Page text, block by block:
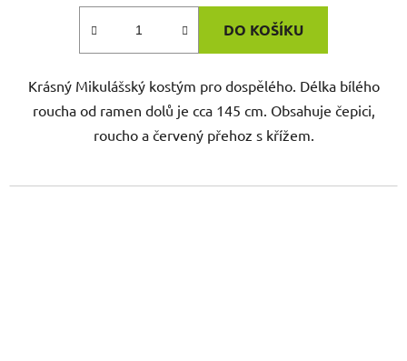
DO KOŠÍKU
Krásný Mikulášský kostým pro dospělého. Délka bílého
roucha od ramen dolů je cca 145 cm. Obsahuje čepici,
roucho a červený přehoz s křížem.